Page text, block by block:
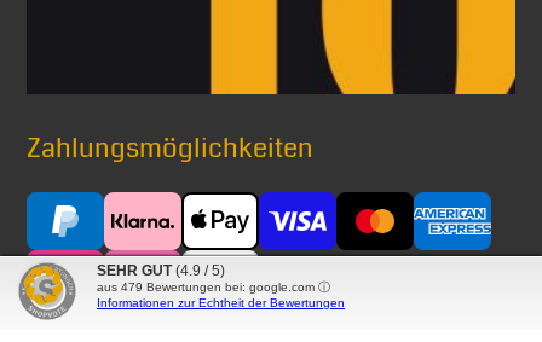
Zahlungsmöglichkeiten
Versand mit
SEHR GUT (4.9 / 5)
aus 479 Bewertungen bei: google.com ⓘ
Informationen zur Echtheit der Bewertungen